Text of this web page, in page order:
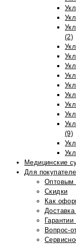
(2)
(9)
Медицинские
Для
Оптовым
Скидки
Как
Вопрос-